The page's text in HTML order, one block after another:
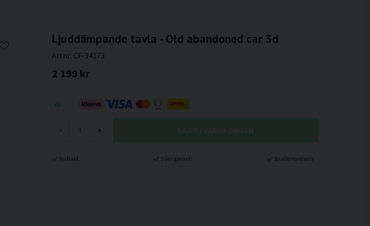
Ljuddämpande tavla - Old abandoned car 3d
Artnr: CF-34173
2 199 kr
- +
Fri frakt 5 års garanti Snabb leverans